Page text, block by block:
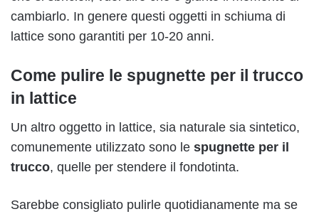
cambiarlo. In genere questi oggetti in schiuma di
lattice sono garantiti per 10-20 anni.
Come pulire le spugnette per il trucco
in lattice
Un altro oggetto in lattice, sia naturale sia sintetico,
comunemente utilizzato sono le spugnette per il
trucco, quelle per stendere il fondotinta.
Sarebbe consigliato pulirle quotidianamente ma se